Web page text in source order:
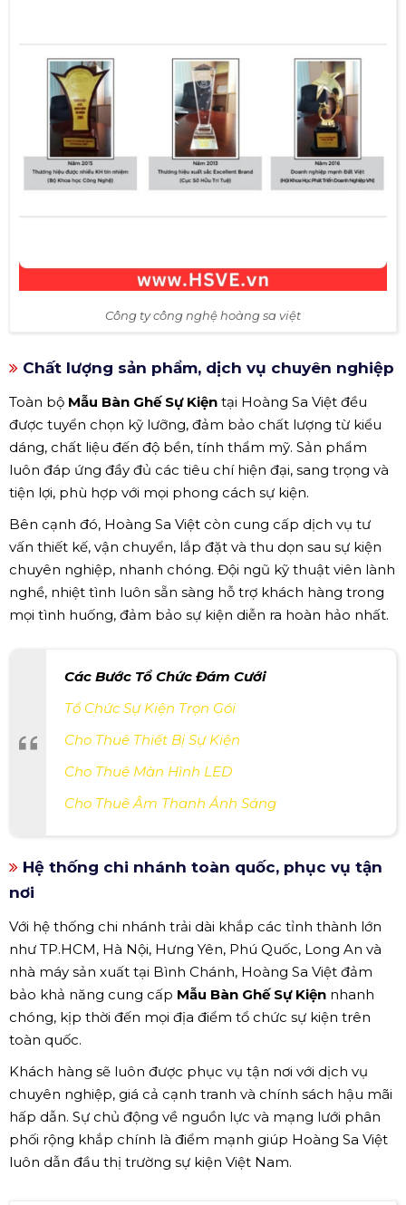
Công ty công nghệ hoàng sa việt
Chất lượng sản phẩm, dịch vụ chuyên nghiệp
Toàn bộ Mẫu Bàn Ghế Sự Kiện tại Hoàng Sa Việt đều
được tuyển chọn kỹ lưỡng, đảm bảo chất lượng từ kiểu
dáng, chất liệu đến độ bền, tính thẩm mỹ. Sản phẩm
luôn đáp ứng đầy đủ các tiêu chí hiện đại, sang trọng và
tiện lợi, phù hợp với mọi phong cách sự kiện.
Bên cạnh đó, Hoàng Sa Việt còn cung cấp dịch vụ tư
vấn thiết kế, vận chuyển, lắp đặt và thu dọn sau sự kiện
chuyên nghiệp, nhanh chóng. Đội ngũ kỹ thuật viên lành
nghề, nhiệt tình luôn sẵn sàng hỗ trợ khách hàng trong
mọi tình huống, đảm bảo sự kiện diễn ra hoàn hảo nhất.
Các Bước Tổ Chức Đám Cưới
Tổ Chức Sự Kiện Trọn Gói
Cho Thuê Thiết Bị Sự Kiện
Cho Thuê Màn Hình LED
Cho Thuê Âm Thanh Ánh Sáng
Hệ thống chi nhánh toàn quốc, phục vụ tận
nơi
Với hệ thống chi nhánh trải dài khắp các tỉnh thành lớn
như TP.HCM, Hà Nội, Hưng Yên, Phú Quốc, Long An và
nhà máy sản xuất tại Bình Chánh, Hoàng Sa Việt đảm
bảo khả năng cung cấp Mẫu Bàn Ghế Sự Kiện nhanh
chóng, kịp thời đến mọi địa điểm tổ chức sự kiện trên
toàn quốc.
Khách hàng sẽ luôn được phục vụ tận nơi với dịch vụ
chuyên nghiệp, giá cả cạnh tranh và chính sách hậu mãi
hấp dẫn. Sự chủ động về nguồn lực và mạng lưới phân
phối rộng khắp chính là điểm mạnh giúp Hoàng Sa Việt
luôn dẫn đầu thị trường sự kiện Việt Nam.